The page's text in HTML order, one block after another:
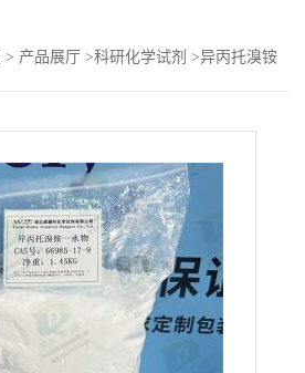
> 产品展厅 >科研化学试剂 >异丙托溴铵